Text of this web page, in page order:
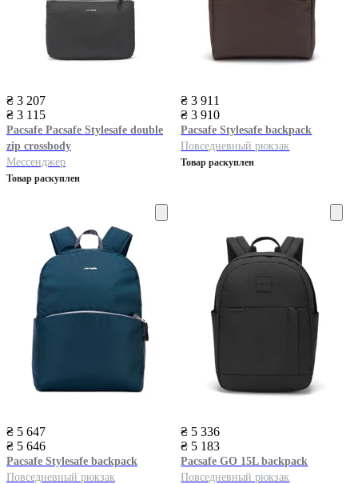
₴ 3 207
₴ 3 115
Pacsafe Pacsafe Stylesafe double
zip crossbody
Мессенджер
Товар раскуплен
₴ 3 911
₴ 3 910
Pacsafe Stylesafe backpack
Повседневный рюкзак
Товар раскуплен
₴ 5 647
₴ 5 646
Pacsafe Stylesafe backpack
Повседневный рюкзак
₴ 5 336
₴ 5 183
Pacsafe GO 15L backpack
Повседневный рюкзак